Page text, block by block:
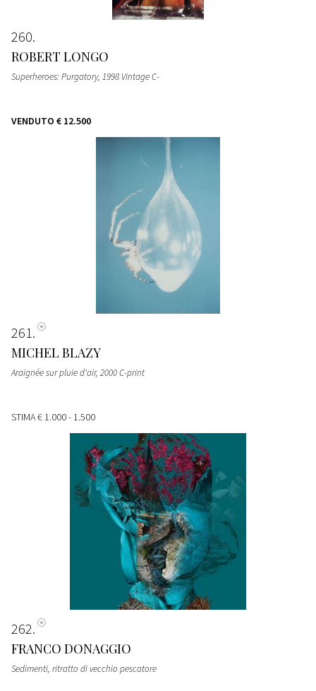
260
ROBERT LONGO
Superheroes: Purgatory, 1998 Vintage C-
VENDUTO € 12.500
261
MICHEL BLAZY
Araignée sur pluie d'air, 2000 C-print
STIMA€ 1.000 - 1.500
262
FRANCO DONAGGIO
Sedimenti, ritratto di vecchio pescatore